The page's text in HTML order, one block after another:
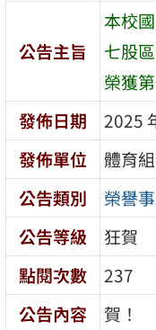
公告主旨
本校
七股
榮獲
發佈日期
2025
發佈單位
體育組
公告類別
榮譽
公告等級
狂賀
點閱次數
237
公告內容
賀！